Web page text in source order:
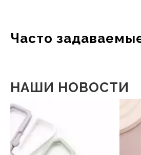
Часто
НАШИ НОВОСТИ